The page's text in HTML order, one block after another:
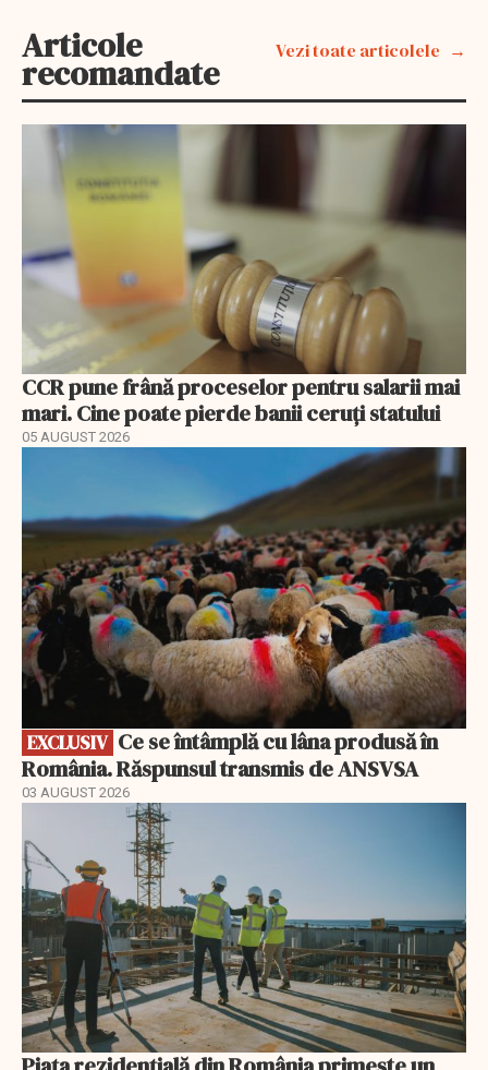
Articole
recomandate
Vezi toate articolele
CCR pune frână proceselor pentru salarii mai
mari. Cine poate pierde banii ceruți statului
05 AUGUST 2026
EXCLUSIV
România. Răspunsul transmis de ANSVSA
03 AUGUST 2026